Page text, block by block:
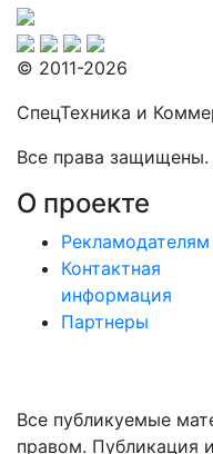
© 2011-2026
СпецТехника и
Все права защищены.
О проекте
Рекламодателям
Контактная
информация
Партнеры
Все публикуемые
правом. Публикация